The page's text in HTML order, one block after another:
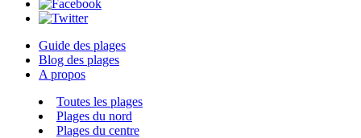
Guide des plages
Blog des plages
A propos
Toutes les plages
Plages du nord
Plages du centre